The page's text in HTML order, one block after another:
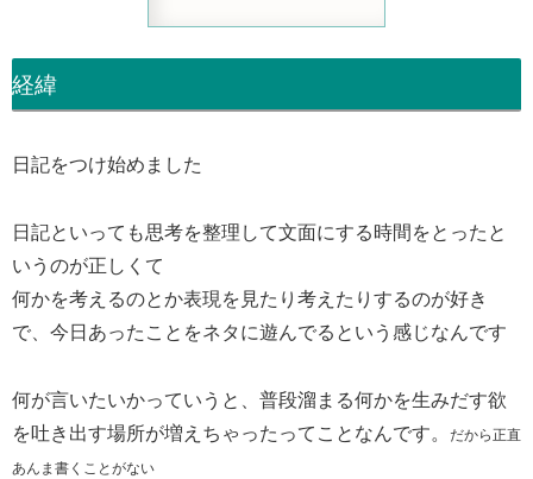
経緯
日記をつけ始めました
日記といっても思考を整理して文面にする時間をとったと
いうのが正しくて
何かを考えるのとか表現を見たり考えたりするのが好き
で、今日あったことをネタに遊んでるという感じなんです
何が言いたいかっていうと、普段溜まる何かを生みだす欲
を吐き出す場所が増えちゃったってことなんです。
だから正直
あんま書くことがない